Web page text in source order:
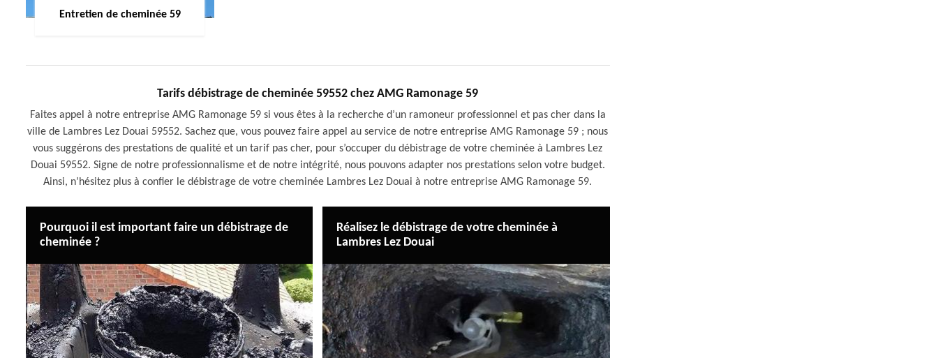
Entretien de cheminée 59
Tarifs débistrage de cheminée 59552 chez AMG Ramonage 59
Faites appel à notre entreprise AMG Ramonage 59 si vous êtes à la recherche d’un ramoneur professionnel et pas cher dans la
ville de Lambres Lez Douai 59552. Sachez que, vous pouvez faire appel au service de notre entreprise AMG Ramonage 59 ; nous
vous suggérons des prestations de qualité et un tarif pas cher, pour s’occuper du débistrage de votre cheminée à Lambres Lez
Douai 59552. Signe de notre professionnalisme et de notre intégrité, nous pouvons adapter nos prestations selon votre budget.
Ainsi, n’hésitez plus à confier le débistrage de votre cheminée Lambres Lez Douai à notre entreprise AMG Ramonage 59.
Pourquoi il est important faire un débistrage de
cheminée ?
Réalisez le débistrage de votre cheminée à
Lambres Lez Douai